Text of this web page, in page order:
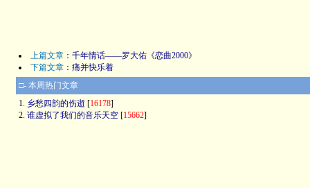
上篇文章： 千年情话——罗大佑《恋曲2000》
下篇文章： 痛并快乐着
□- 本周热门文章
1. 乡愁四韵的伤逝 [16178]
2. 谁虚拟了我们的音乐天空 [15662]